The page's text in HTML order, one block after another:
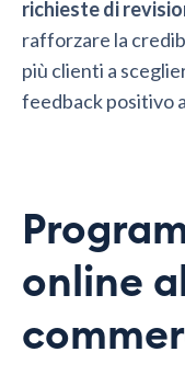
richieste di
rafforzare la
più clienti a
feedback positivo
online